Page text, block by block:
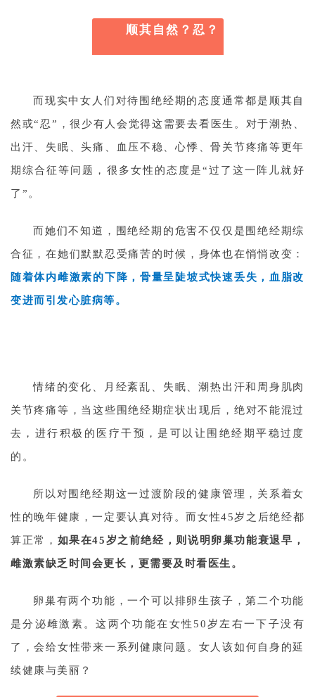
首
业
资
讯
顺其自然？忍？
而现实中女人们对待围绝经期的态度通常都是顺其自
然或“忍”，很少有人会觉得这需要去看医生。对于潮热、
出汗、失眠、头痛、血压不稳、心悸、骨关节疼痛等更年
期综合征等问题，很多女性的态度是“过了这一阵儿就好
了”。
而她们不知道，围绝经期的危害不仅仅是围绝经期综
合征，在她们默默忍受痛苦的时候，身体也在悄悄改变：
随着体内雌激素的下降，骨量呈陡坡式快速丢失，血脂改
变进而引发心脏病等。
情绪的变化、月经紊乱、失眠、潮热出汗和周身肌肉
关节疼痛等，当这些围绝经期症状出现后，绝对不能混过
去，进行积极的医疗干预，是可以让围绝经期平稳过度
的。
所以对围绝经期这一过渡阶段的健康管理，关系着女
性的晚年健康，一定要认真对待。而女性45岁之后绝经都
算正常， 如果在45岁之前绝经，则说明卵巢功能衰退早，
雌激素缺乏时间会更长，更需要及时看医生。
卵巢有两个功能，一个可以排卵生孩子，第二个功能
是分泌雌激素。这两个功能在女性50岁左右一下子没有
了，会给女性带来一系列健康问题。女人该如何自身的延
续健康与美丽？